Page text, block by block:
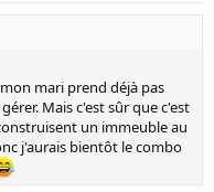
mari prend déjà pas
Mais c'est sûr que c'est
un immeuble au
j'aurais bientôt le combo